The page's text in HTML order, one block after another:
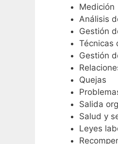
Medición
Análisis
Gestión
Técnicas
Gestión
Quejas
Salida
Salud y
Leyes